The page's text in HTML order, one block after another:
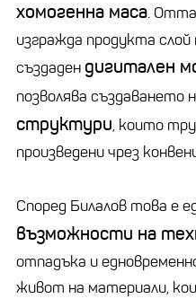
хомогенна маса.
изгражда продукта
създаден дигитален
позволява създаването
структури, които
произведени чрез
Според Билалов това е
възможности на
отпадъка и
живот на материали,